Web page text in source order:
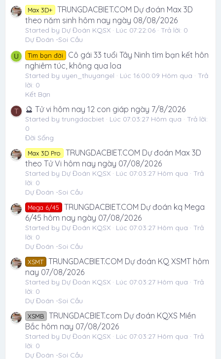
Max 3D+
TRUNGDACBIET.COM Dự đoán Max 3D
theo năm sinh hôm nay ngày 08/08/2026
Started by Dự Đoán KQSX Lúc 07:22:06
Trả lời: 0
Dự Đoán -Soi Cầu
U Tìm bạn đời
Cô gái 33 tuổi Tây Ninh tìm bạn kết hôn
nghiêm túc, không qua loa
Started by uyen_thuyangel Lúc 16:00:09 Hôm qua
Trả
lời: 0
Kết Bạn
T 🔮 Tử vi hôm nay 12 con giáp ngày 7/8/2026
Started by trungdacbiet Lúc 07:03:27 Hôm qua
Trả lời:
0
Đời Sống
Max 3D Pro
TRUNGDACBIET.COM Dự đoán Max 3D
theo Tử Vi hôm nay ngày 07/08/2026
Started by Dự Đoán KQSX Lúc 07:03:27 Hôm qua
Trả
lời: 0
Dự Đoán -Soi Cầu
Mega 6/45
TRUNGDACBIET.COM Dự đoán kq Mega
6/45 hôm nay ngày 07/08/2026
Started by Dự Đoán KQSX Lúc 07:03:27 Hôm qua
Trả
lời: 0
Dự Đoán -Soi Cầu
XSMT TRUNGDACBIET.COM Dự đoán KQ XSMT hôm
nay 07/08/2026
Started by Dự Đoán KQSX Lúc 07:03:27 Hôm qua
Trả
lời: 0
Dự Đoán -Soi Cầu
XSMB
TRUNGDACBIET.com Dự đoán KQXS Miền
Bắc hôm nay 07/08/2026
Started by Dự Đoán KQSX Lúc 07:03:27 Hôm qua
Trả
lời: 0
Dự Đoán -Soi Cầu